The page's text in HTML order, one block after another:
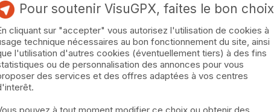
Pour soutenir VisuGPX, faites le bon choix
cliquant sur "accepter" vous autorisez l'utilisation de cookies à
technique nécessaires au bon fonctionnement du site, ainsi
l'utilisation d'autres cookies (éventuellement tiers) à des fins
ou de personnalisation des annonces pour vous
des services et des offres adaptées à vos centres
pouvez à tout moment modifier ce choix ou obtenir des